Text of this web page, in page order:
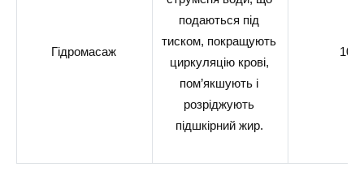
Гідромасаж
подаються під
тиском, покращують
циркуляцію крові,
пом’якшують і
розріджують
підшкірний жир.
10-